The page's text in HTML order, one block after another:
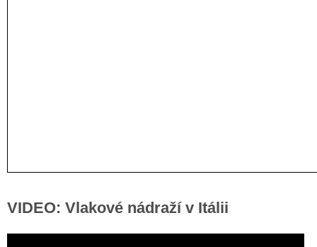
VIDEO: Vlakové nádraží v Itálii